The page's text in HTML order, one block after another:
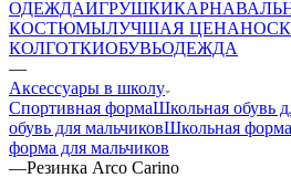
ОДЕЖДАИГРУШКИ
КОСТЮМЫЛУЧШАЯ ЦЕНА
КОЛГОТКИОБУВЬОДЕЖДА
—
Аксессуары в школу
Спортивная формаШкольная обувь
обувь для мальчиковШкольная
форма для мальчиков
—Резинка Arco Carino